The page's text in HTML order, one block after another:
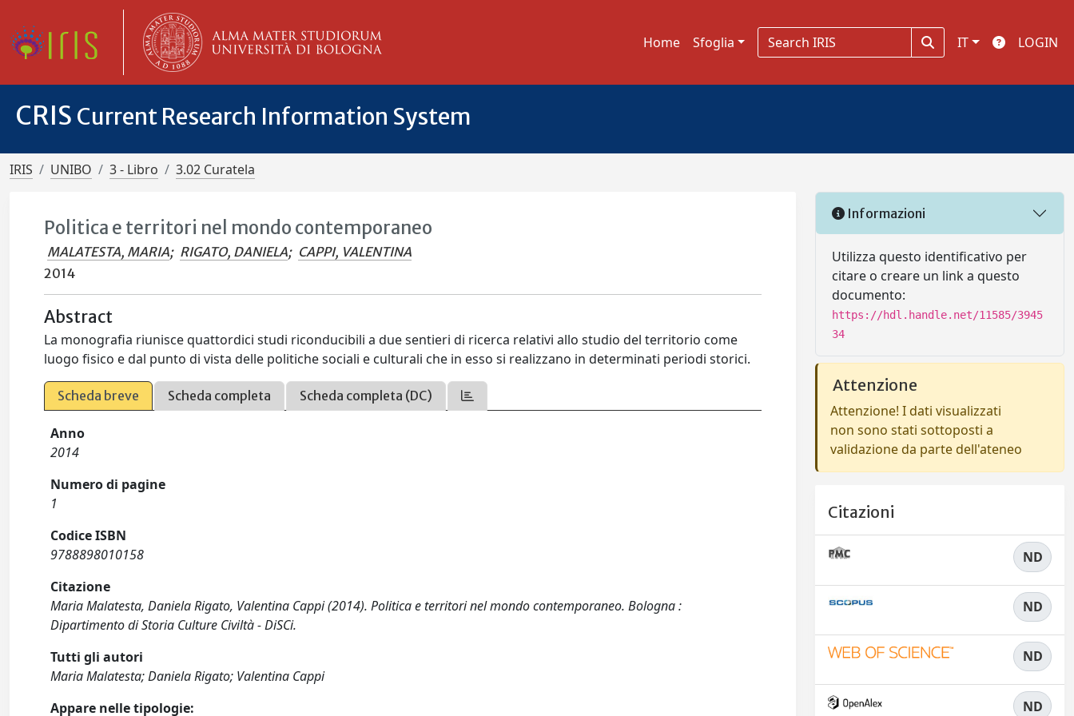
Home Sfoglia IT LOGIN
CRIS Current Research Information System
IRIS UNIBO 3 - Libro 3.02 Curatela
Politica e territori nel mondo contemporaneo
MALATESTA, MARIA; RIGATO, DANIELA; CAPPI, VALENTINA
2014
Abstract
La monografia riunisce quattordici studi riconducibili a due sentieri di ricerca relativi allo studio del territorio come
luogo fisico e dal punto di vista delle politiche sociali e culturali che in esso si realizzano in determinati periodi storici.
Scheda breve Scheda completa Scheda completa (DC)
Anno
2014
Numero di pagine
1
Codice ISBN
9788898010158
Citazione
Maria Malatesta, Daniela Rigato, Valentina Cappi (2014). Politica e territori nel mondo contemporaneo. Bologna :
Dipartimento di Storia Culture Civiltà - DiSCi.
Tutti gli autori
Maria Malatesta; Daniela Rigato; Valentina Cappi
Appare nelle tipologie:
Informazioni
Utilizza questo identificativo per
citare o creare un link a questo
documento:
https://hdl.handle.net/11585/3945
34
Attenzione
Attenzione! I dati visualizzati
non sono stati sottoposti a
validazione da parte dell'ateneo
Citazioni
ND
ND
ND
ND